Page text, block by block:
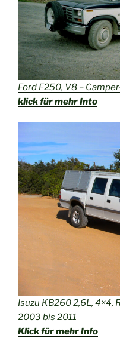
Ford F250, V8 –
klick für mehr Into
Isuzu KB260 2,6L, 4×4,
2003 bis 2011
Klick für mehr Info